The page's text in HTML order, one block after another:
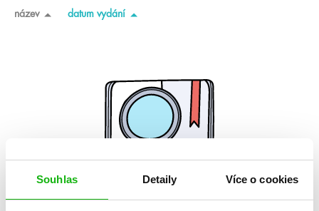
Souhlas Detaily Více o cookies
název datum vydání